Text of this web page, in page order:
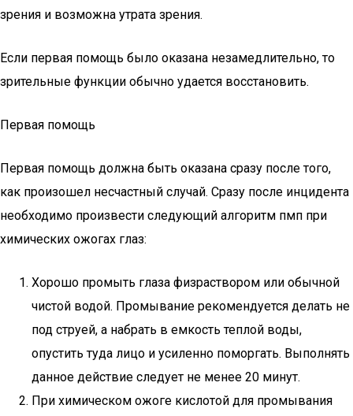
зрения и возможна утрата зрения.
Если первая помощь было оказана незамедлительно, то
зрительные функции обычно удается восстановить.
Первая помощь
Первая помощь должна быть оказана сразу после того,
как произошел несчастный случай. Сразу после инцидента
необходимо произвести следующий алгоритм пмп при
химических ожогах глаз:
Хорошо промыть глаза физраствором или обычной
чистой водой. Промывание рекомендуется делать не
под струей, а набрать в емкость теплой воды,
опустить туда лицо и усиленно поморгать. Выполнять
данное действие следует не менее 20 минут.
При химическом ожоге кислотой для промывания